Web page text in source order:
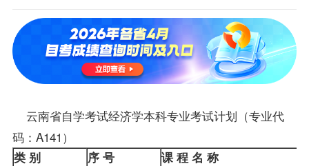
云南省自学考试经济学本科专业考试计划（专业代
码：A141）
类 别 序 号
课 程 名 称